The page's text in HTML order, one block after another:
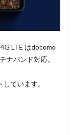
LTE はdocomo
ナバンド対応。
ています。